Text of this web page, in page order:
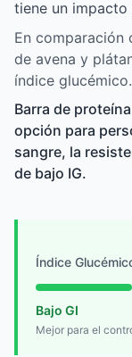
tiene un impacto
En comparación
de avena y
índice glucémico.
Barra de
opción para
sangre, la
de bajo IG.
Índice
Bajo GI
Mejor para el